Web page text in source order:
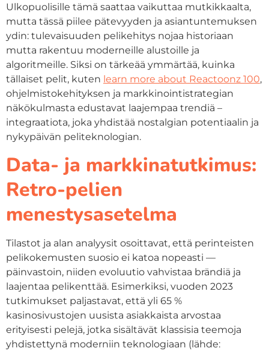
Ulkopuolisille tämä saattaa vaikuttaa mutkikkaalta,
mutta tässä piilee pätevyyden ja asiantuntemuksen
ydin: tulevaisuuden pelikehitys nojaa historiaan
mutta rakentuu moderneille alustoille ja
algoritmeille. Siksi on tärkeää ymmärtää, kuinka
tällaiset pelit, kuten learn more about Reactoonz 100,
ohjelmistokehityksen ja markkinointistrategian
näkökulmasta edustavat laajempaa trendiä –
integraatiota, joka yhdistää nostalgian potentiaalin ja
nykypäivän peliteknologian.
Data- ja markkinatutkimus:
Retro-pelien
menestysasetelma
Tilastot ja alan analyysit osoittavat, että perinteisten
pelikokemusten suosio ei katoa nopeasti —
päinvastoin, niiden evoluutio vahvistaa brändiä ja
laajentaa pelikenttää. Esimerkiksi, vuoden 2023
tutkimukset paljastavat, että yli 65 %
kasinosivustojen uusista asiakkaista arvostaa
erityisesti pelejä, jotka sisältävät klassisia teemoja
yhdistettynä moderniin teknologiaan (lähde: